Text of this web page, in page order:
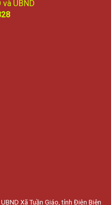
UBND
Xã Tuần Giáo, tỉnh Điện Biên